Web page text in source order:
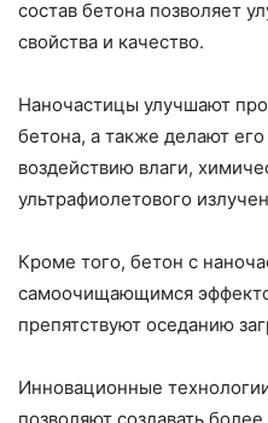
состав бетона позволяет
свойства и качество.
Наночастицы улучшают
бетона, а также делают
воздействию влаги,
ультрафиолетового
Кроме того, бетон с
самоочищающимся
препятствуют оседанию
Инновационные